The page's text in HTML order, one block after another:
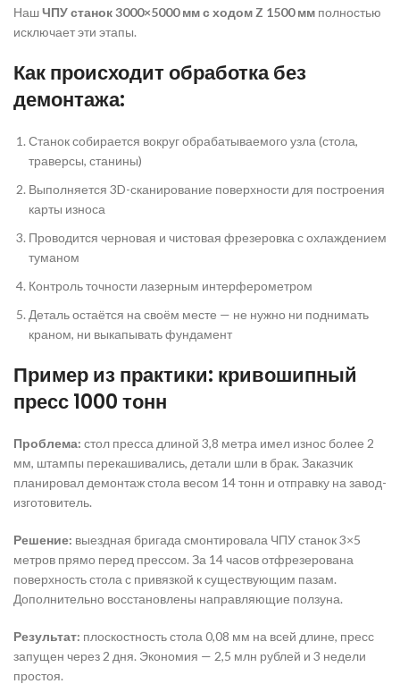
НашЧПУ станок 3000×5000 мм с ходом Z 1500 мм полностью
исключает эти этапы.
Как происходит обработка без
демонтажа:
Станок собирается вокруг обрабатываемого узла (стола,
траверсы, станины)
Выполняется 3D-сканирование поверхности для построения
карты износа
Проводится черновая и чистовая фрезеровка с охлаждением
туманом
Контроль точности лазерным интерферометром
Деталь остаётся на своём месте — не нужно ни поднимать
краном, ни выкапывать фундамент
Пример из практики: кривошипный
пресс 1000 тонн
Проблема: стол пресса длиной 3,8 метра имел износ более 2
мм, штампы перекашивались, детали шли в брак. Заказчик
планировал демонтаж стола весом 14 тонн и отправку на завод-
изготовитель.
Решение: выездная бригада смонтировала ЧПУ станок 3×5
метров прямо перед прессом. За 14 часов отфрезерована
поверхность стола с привязкой к существующим пазам.
Дополнительно восстановлены направляющие ползуна.
Результат: плоскостность стола 0,08 мм на всей длине, пресс
запущен через 2 дня. Экономия — 2,5 млн рублей и 3 недели
простоя.